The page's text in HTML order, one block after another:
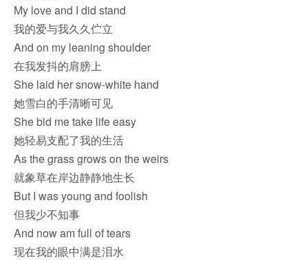
My love and I did stand
我的爱与我久久伫立
And on my leaning shoulder
在我发抖的肩膀上
She laid her snow-white hand
她雪白的手清晰可见
She bid me take life easy
她轻易支配了我的生活
As the grass grows on the weirs
就象草在岸边静静地生长
But I was young and foolish
但我少不知事
And now am full of tears
现在我的眼中满是泪水